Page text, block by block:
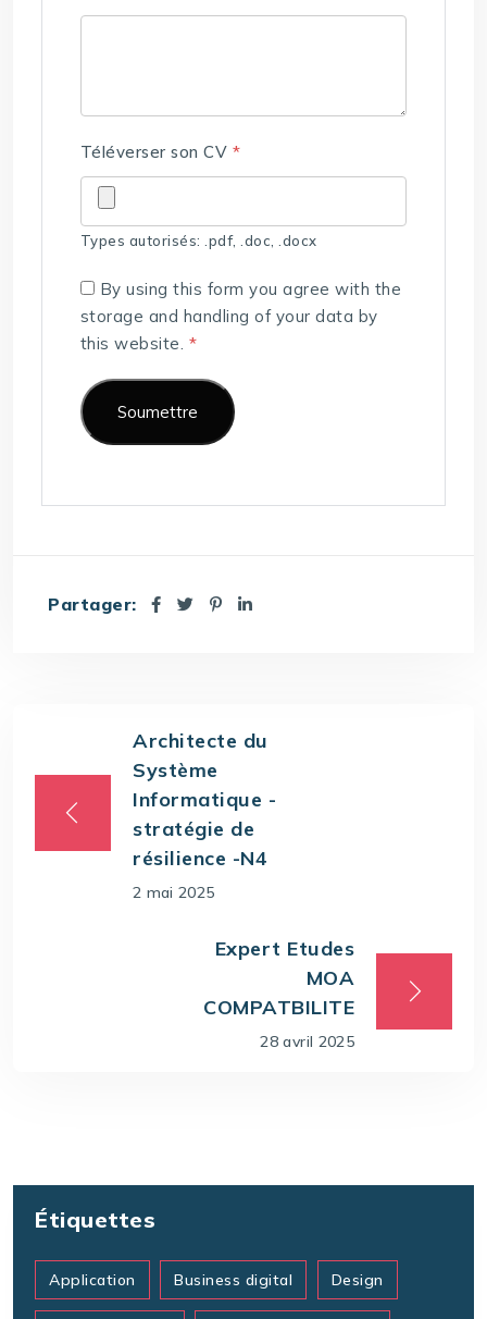
Téléverser son CV *
Types autorisés: .pdf, .doc, .docx
By using this form you agree with the
storage and handling of your data by
this website. *
Partager:
Architecte du
Système
Informatique -
stratégie de
résilience -N4
2 mai 2025
Expert Etudes
MOA
COMPATBILITE
28 avril 2025
Étiquettes
Application Business digital Design